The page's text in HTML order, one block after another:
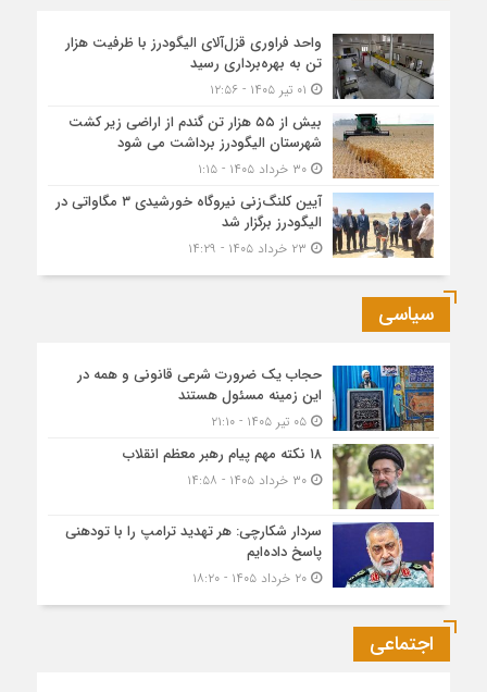
واحد فراوری قزل‌آلای الیگودرز با ظرفیت هزار
تن به بهره‌برداری رسید
بیش از ۵۵ هزار تن گندم از اراضی زیر کشت
شهرستان الیگودرز برداشت می شود
۳۰ خرداد ۱۴۰۵ - ۱:۱۵
آیین کلنگ‌زنی نیروگاه خورشیدی ۳ مگاواتی در
الیگودرز برگزار شد
سیاسی
حجاب یک ضرورت شرعی قانونی و همه در
این زمینه مسئول هستند
۰۵ تیر ۱۴۰۵ - ۲۱:۱۰
۱۸ نکته مهم پیام رهبر معظم انقلاب
۳۰ خرداد ۱۴۰۵ - ۱۴:۵۸
سردار شکارچی: هر تهدید ترامپ را با تودهنی
پاسخ داده‌ایم
۲۰ خرداد ۱۴۰۵ - ۱۸:۲۰
اجتماعی